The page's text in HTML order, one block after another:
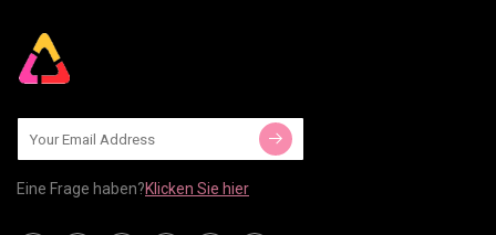
Eine Frage haben?Klicken Sie hier